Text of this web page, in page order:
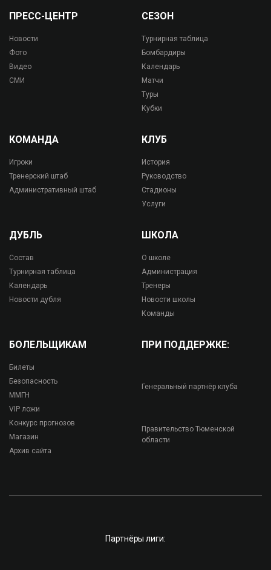
ПРЕСС-ЦЕНТР
Новости
Фото
Видео
СМИ
СЕЗОН
Турнирная таблица
Бомбардиры
Календарь
Матчи
Туры
Кубки
КОМАНДА
Игроки
Тренерский штаб
Административный штаб
КЛУБ
История
Руководство
Стадионы
Услуги
ДУБЛЬ
Состав
Турнирная таблица
Календарь
Новости дубля
ШКОЛА
О школе
Администрация
Тренеры
Новости школы
Команды
БОЛЕЛЬЩИКАМ
Билеты
Безопасность
ММГН
VIP ложи
Конкурс прогнозов
Магазин
Архив сайта
ПРИ ПОДДЕРЖКЕ:
Генеральный партнёр клуба
Правительство Тюменской
области
Партнёры лиги: